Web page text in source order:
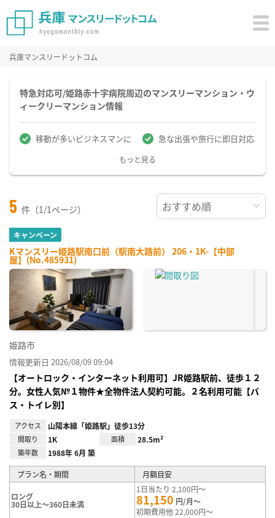
兵庫マンスリードットコム
特急対応可/姫路赤十字病院周辺のマンスリーマンション・ウ
ィークリーマンション情報
移動が多いビジネスマンに 急な出張や旅行に即日対応
もっと見る
5 件（1/1ページ）
キャンペーン
Kマンスリー姫路駅南口前（駅南大路前） 206・1K-【中部
屋】(No.485931)
姫路市
情報更新日 2026/08/09 09:04
【オートロック・インターネット利用可】JR姫路駅前、徒歩１２
分。女性人気№１物件★全物件法人契約可能。２名利用可能【バ
ス・トイレ別】
アクセス 山陽本線「姫路駅」徒歩13分
間取り 1K 面積 28.5m²
築年数 1988年 6月 築
プラン名・期間 月額目安
ロング
30日以上～360日未満
1日当たり 2,100円～
81,150 円/月～
初期費用他 22,000円～